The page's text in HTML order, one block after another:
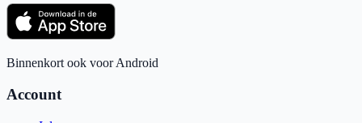
Binnenkort ook voor Android
Account